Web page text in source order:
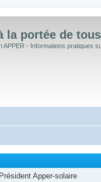
la portée de tous
APPER - Informations pratiques
Apper-solaire